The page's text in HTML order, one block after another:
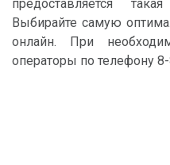
предоставляется
Выбирайте самую
онлайн. При
операторы по телефону